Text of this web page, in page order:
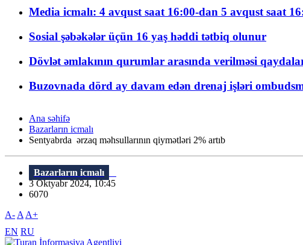
Media icmalı: 4 avqust saat 16:00-dan 5 avqust saat
Sosial şəbəkələr üçün 16 yaş həddi tətbiq olunur
Dövlət əmlakının qurumlar arasında verilməsi
Buzovnada dörd ay davam edən drenaj işləri
Ana səhifə
Bazarların icmalı
Sentyabrda ərzaq məhsullarının qiymətləri 2% artıb
Bazarların icmalı
3 Oktyabr 2024, 10:45
6070
A- A A+
EN RU